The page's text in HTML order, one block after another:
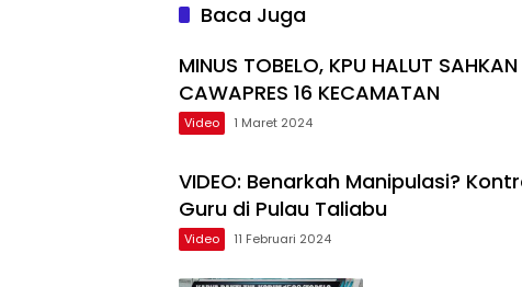
Baca Juga
MINUS TOBELO, KPU HALUT
CAWAPRES 16 KECAMATAN
Video 1 Maret 2024
VIDEO: Benarkah Manipulasi?
Guru di Pulau Taliabu
Video 11 Februari 2024